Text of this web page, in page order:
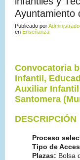
Ayuntamiento
Publicado por
en Enseñanza
Convocatoria
Infantil,
Auxiliar
Santomera
DESCRIPCIÓN
Proceso
Tipo de
Plazas: Bolsa